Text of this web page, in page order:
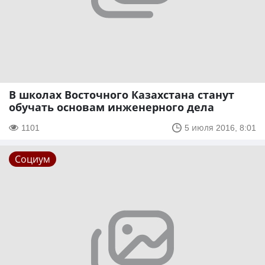
В школах Восточного Казахстана станут
обучать основам инженерного дела
1101 5 июля 2016, 8:01
Социум